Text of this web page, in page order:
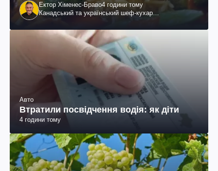
Ектор Хіменес-Браво4 години тому
Канадський та український шеф-кухар
Авто
Втратили посвідчення водія: як діти
4 години тому